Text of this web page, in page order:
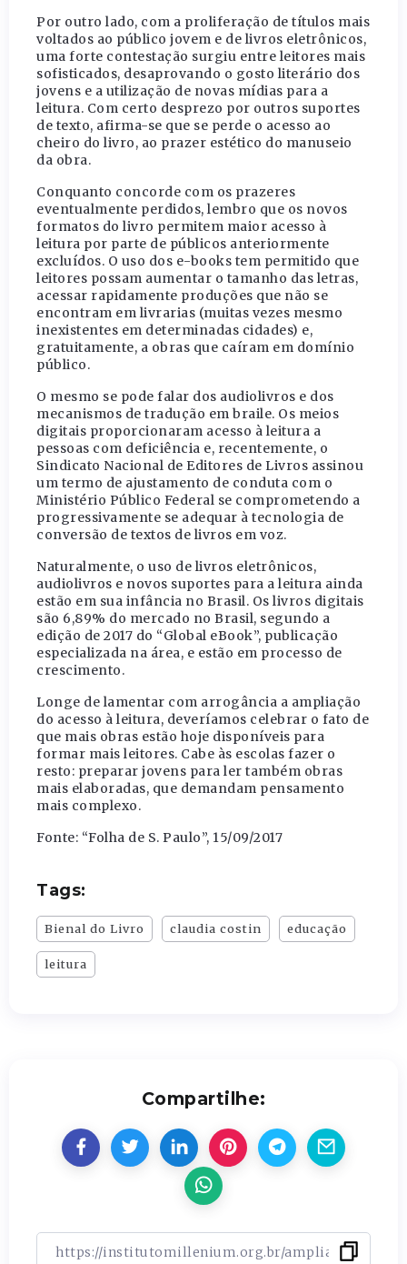
Por outro lado, com a proliferação de títulos mais
voltados ao público jovem e de livros eletrônicos,
uma forte contestação surgiu entre leitores mais
sofisticados, desaprovando o gosto literário dos
jovens e a utilização de novas mídias para a
leitura. Com certo desprezo por outros suportes
de texto, afirma-se que se perde o acesso ao
cheiro do livro, ao prazer estético do manuseio
da obra.
Conquanto concorde com os prazeres
eventualmente perdidos, lembro que os novos
formatos do livro permitem maior acesso à
leitura por parte de públicos anteriormente
excluídos. O uso dos e-books tem permitido que
leitores possam aumentar o tamanho das letras,
acessar rapidamente produções que não se
encontram em livrarias (muitas vezes mesmo
inexistentes em determinadas cidades) e,
gratuitamente, a obras que caíram em domínio
público.
O mesmo se pode falar dos audiolivros e dos
mecanismos de tradução em braile. Os meios
digitais proporcionaram acesso à leitura a
pessoas com deficiência e, recentemente, o
Sindicato Nacional de Editores de Livros assinou
um termo de ajustamento de conduta com o
Ministério Público Federal se comprometendo a
progressivamente se adequar à tecnologia de
conversão de textos de livros em voz.
Naturalmente, o uso de livros eletrônicos,
audiolivros e novos suportes para a leitura ainda
estão em sua infância no Brasil. Os livros digitais
são 6,89% do mercado no Brasil, segundo a
edição de 2017 do “Global eBook”, publicação
especializada na área, e estão em processo de
crescimento.
Longe de lamentar com arrogância a ampliação
do acesso à leitura, deveríamos celebrar o fato de
que mais obras estão hoje disponíveis para
formar mais leitores. Cabe às escolas fazer o
resto: preparar jovens para ler também obras
mais elaboradas, que demandam pensamento
mais complexo.
Fonte: “Folha de S. Paulo”, 15/09/2017
Tags:
Bienal do Livro claudia costin educação
leitura
Compartilhe: